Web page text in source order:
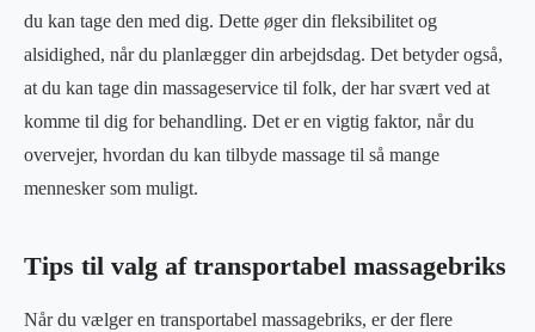
du kan tage den med dig. Dette øger din fleksibilitet og
alsidighed, når du planlægger din arbejdsdag. Det betyder også,
at du kan tage din massageservice til folk, der har svært ved at
komme til dig for behandling. Det er en vigtig faktor, når du
overvejer, hvordan du kan tilbyde massage til så mange
mennesker som muligt.
Tips til valg af transportabel massagebriks
Når du vælger en transportabel massagebriks, er der flere